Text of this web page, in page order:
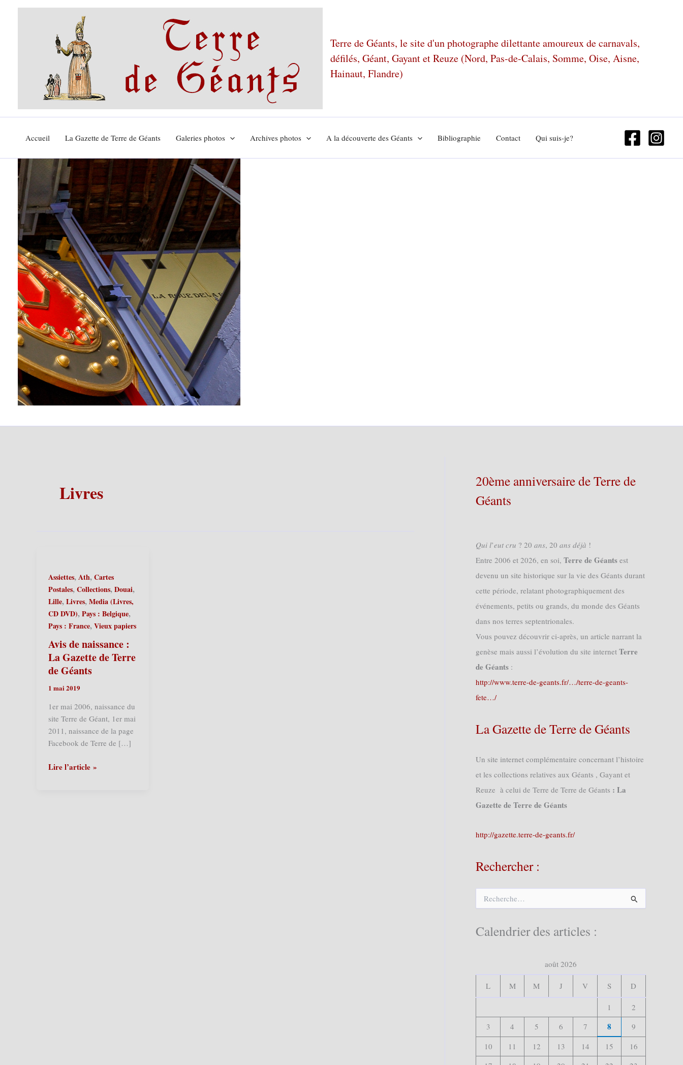
Terre de Géants, le site d'un photographe dilettante amoureux de carnavals,
défilés, Géant, Gayant et Reuze (Nord, Pas-de-Calais, Somme, Oise, Aisne,
Hainaut, Flandre)
Accueil La Gazette de Terre de Géants Galeries photos Archives photos A la découverte des Géants Bibliographie Contact Qui suis-je?
Livres
Assiettes,Ath,Cartes
Postales,Collections,Douai,
Lille,Livres,Media (Livres,
CD DVD),Pays : Belgique,
Pays : France,Vieux papiers
Avis de naissance :
La Gazette de Terre
de Géants
1 mai 2019
1er mai 2006, naissance du
site Terre de Géant, 1er mai
2011, naissance de la page
Facebook de Terre de […]
Avis
Lire l’article »
20ème anniversaire de Terre de
Géants
𝑄𝑢𝑖 𝑙’𝑒𝑢𝑡 𝑐𝑟𝑢 ? 20 𝑎𝑛𝑠, 20 𝑎𝑛𝑠 𝑑𝑒́𝑗𝑎̀ !
Entre 2006 et 2026, en soi, Terre de Géants est
devenu un site historique sur la vie des Géants durant
cette période, relatant photographiquement des
événements, petits ou grands, du monde des Géants
dans nos terres septentrionales.
Vous pouvez découvrir ci-après, un article narrant la
genèse mais aussi l’évolution du site internet Terre
de Géants :
http://www.terre-de-geants.fr/…/terre-de-geants-
fete…/
La Gazette de Terre de Géants
Un site internet complémentaire concernant l’histoire
et les collections relatives aux Géants , Gayant et
Reuze à celui de Terre de Terre de Géants : La
Gazette de Terre de Géants
http://gazette.terre-de-geants.fr/
Rechercher :
e
e
Calendrier des articles :
août 2026
L M M J V S D
1
2
3
4 5 6 7 8
9
10
11 12 13 14 15
16